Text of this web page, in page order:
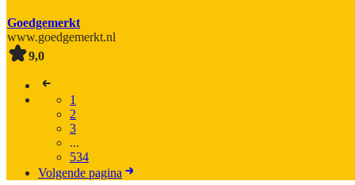
Goedgemerkt
www.goedgemerkt.nl
9,0
1
2
3
...
534
Volgende pagina